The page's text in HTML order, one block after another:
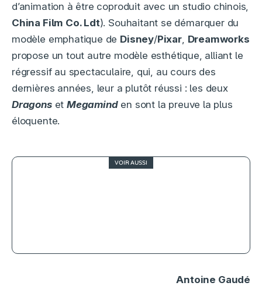
d’animation à être coproduit avec un studio chinois,
China Film Co. Ldt). Souhaitant se démarquer du
modèle emphatique de Disney/Pixar, Dreamworks
propose un tout autre modèle esthétique, alliant le
régressif au spectaculaire, qui, au cours des
dernières années, leur a plutôt réussi : les deux
Dragons et Megamind en sont la preuve la plus
éloquente.
VOIR AUSSI
Antoine Gaudé